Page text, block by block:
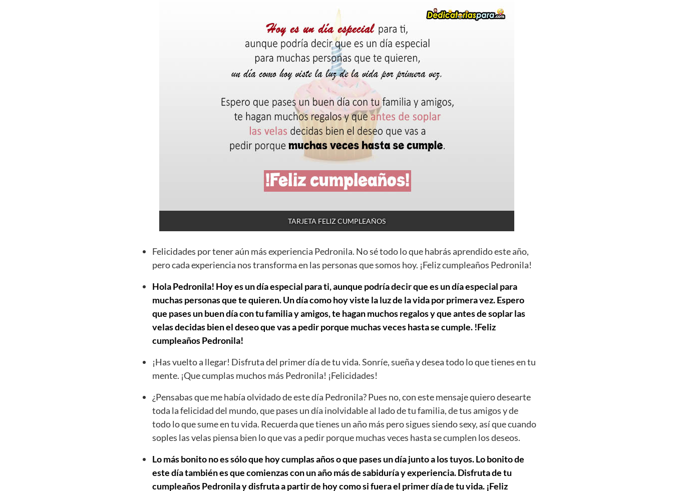
TARJETA FELIZ CUMPLEAÑOS
Felicidades por tener aún más experiencia Pedronila. No sé todo lo que habrás aprendido este año,
pero cada experiencia nos transforma en las personas que somos hoy. ¡Feliz cumpleaños Pedronila!
Hola Pedronila! Hoy es un día especial para ti, aunque podría decir que es un día especial para
muchas personas que te quieren. Un día como hoy viste la luz de la vida por primera vez. Espero
que pases un buen día con tu familia y amigos, te hagan muchos regalos y que antes de soplar las
velas decidas bien el deseo que vas a pedir porque muchas veces hasta se cumple. !Feliz
cumpleaños Pedronila!
¡Has vuelto a llegar! Disfruta del primer día de tu vida. Sonríe, sueña y desea todo lo que tienes en tu
mente. ¡Que cumplas muchos más Pedronila! ¡Felicidades!
¿Pensabas que me había olvidado de este día Pedronila? Pues no, con este mensaje quiero desearte
toda la felicidad del mundo, que pases un día inolvidable al lado de tu familia, de tus amigos y de
todo lo que sume en tu vida. Recuerda que tienes un año más pero sigues siendo sexy, así que cuando
soples las velas piensa bien lo que vas a pedir porque muchas veces hasta se cumplen los deseos.
Lo más bonito no es sólo que hoy cumplas años o que pases un día junto a los tuyos. Lo bonito de
este día también es que comienzas con un año más de sabiduría y experiencia. Disfruta de tu
cumpleaños Pedronila y disfruta a partir de hoy como si fuera el primer día de tu vida. ¡Feliz